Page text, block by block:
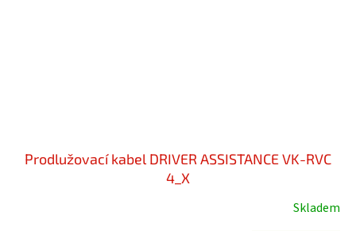
Prodlužovací kabel DRIVER ASSISTANCE VK-RVC
4_X
Skladem